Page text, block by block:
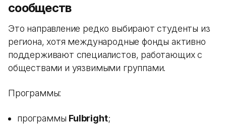
сообществ
Это направление редко выбирают студенты из
региона, хотя международные фонды активно
поддерживают специалистов, работающих с
обществами и уязвимыми группами.
Программы:
программы Fulbright;